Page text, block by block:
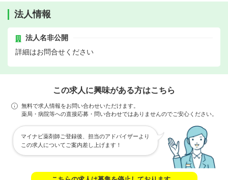
法人情報
法人名非公開
詳細はお問合せください
この求人に興味がある方はこちら
無料で求人情報をお問い合わせいただけます。
薬局・病院等への直接応募・問い合わせではありませんのでご安心ください。
マイナビ薬剤師ご登録後、担当のアドバイザーより
この求人についてご案内差し上げます！